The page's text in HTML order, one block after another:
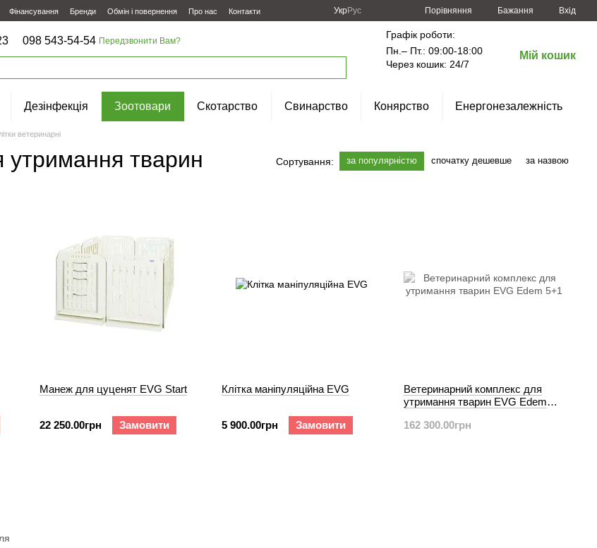
Фінансування Бренди Обмін і повернення Про нас Контакти УкрРус Порівняння Бажання Вхід
098 543-54-54 Передзвонити Вам?
Графік роботи:
Пн.– Пт.: 09:00-18:00
Через кошик: 24/7
Мій кошик
Дезінфекція Зоотовари Скотарство Свинарство Конярство Енергонезалежність
ветеринарні
утримання тварин Сортування: за популярністю спочатку дешевше за назвою
Манеж для цуценят EVG Start
22 250.00грн Замовити
Клітка маніпуляційна EVG
5 900.00грн Замовити
Ветеринарний комплекс для
утримання тварин EVG Edem
162 300.00грн